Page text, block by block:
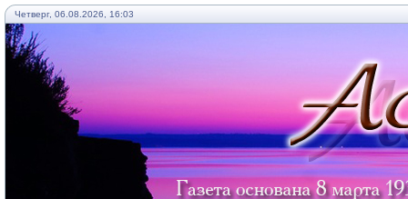
Четверг, 06.08.2026, 16:03